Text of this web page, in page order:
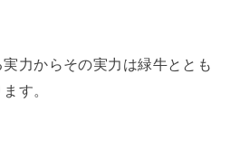
力からその実力は緑牛ととも
す。